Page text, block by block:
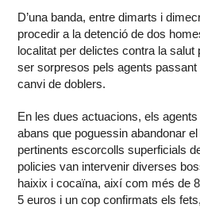
D’una banda, entre dimarts i
procedir a la detenció de dos
localitat per delictes contra la
ser sorpresos pels agents
canvi de doblers.
En les dues actuacions, els
abans que poguessin abandonar
pertinents escorcolls superficials
policies van intervenir diverses
haixix i cocaïna, així com més de
5 euros i un cop confirmats els